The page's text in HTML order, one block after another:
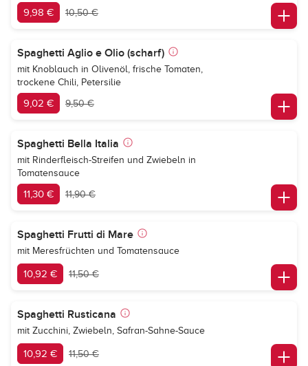
9,98 € 10,50 €
Spaghetti Aglio e Olio (scharf)
mit Knoblauch in Olivenöl, frische Tomaten,
trockene Chili, Petersilie
9,02 € 9,50 €
Spaghetti Bella Italia
mit Rinderfleisch-Streifen und Zwiebeln in
Tomatensauce
11,30 € 11,90 €
Spaghetti Frutti di Mare
mit Meresfrüchten und Tomatensauce
10,92 € 11,50 €
Spaghetti Rusticana
mit Zucchini, Zwiebeln, Safran-Sahne-Sauce
10,92 € 11,50 €